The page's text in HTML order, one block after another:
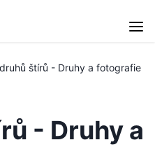
štírů - Druhy a fotografie
- Druhy a